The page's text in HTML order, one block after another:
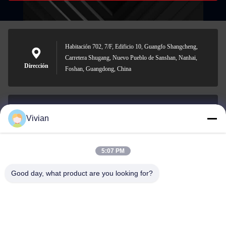
Dirección
Habitación 702, 7/F, Edificio 10, Guangfo Shangcheng,
Carretera Shugang, Nuevo Pueblo de Sanshan, Nanhai,
Foshan, Guangdong, China
0086-158-1879-0524
Vivian
5:07 PM
Good day, what product are you looking for?